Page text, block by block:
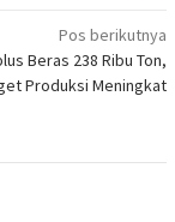
Pos berikutnya
Beras 238 Ribu Ton,
Produksi Meningkat